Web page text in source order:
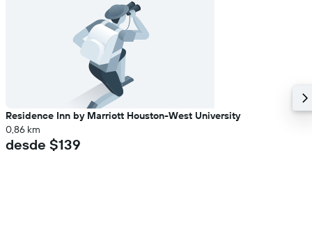
Residence Inn by Marriott Houston-West University
0,86 km
desde $139